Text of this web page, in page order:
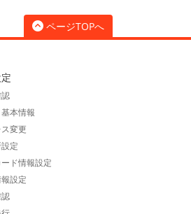
ページTOPへ
本情報
変更
定
ド情報設定
設定